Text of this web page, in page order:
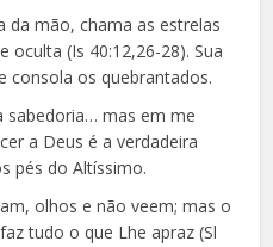
da mão, chama as estrelas
oculta (Is 40:12,26-28). Sua
consola os quebrantados.
sabedoria… mas em me
a Deus é a verdadeira
pés do Altíssimo.
olhos e não veem; mas o
tudo o que Lhe apraz (Sl